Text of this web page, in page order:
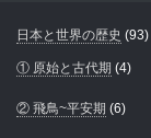
日本と世界の歴史 (93)
① 原始と古代期 (4)
② 飛鳥~平安期 (6)